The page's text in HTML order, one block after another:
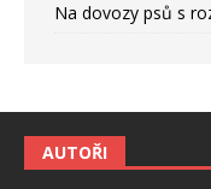
Na dovozy psů s
AUTOŘI